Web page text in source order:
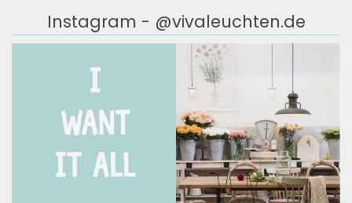
Instagram - @vivaleuchten.de